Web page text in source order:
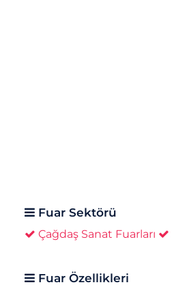
Fuar Sektörü
Çağdaş Sanat Fuarları
Fuar Özellikleri